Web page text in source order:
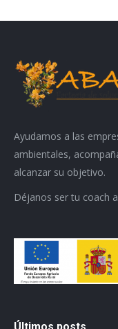
Ayudamos a las
ambientales,
alcanzar su objetivo.
Déjanos ser tu coach
Últimos posts